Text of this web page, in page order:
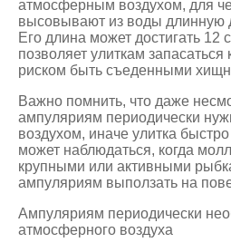
атмосферным воздухом, для
высовывают из воды длинную
Его длина может достигать 12
позволяет улиткам
риском быть съеденными
Важно помнить, что даже
ампуляриям периодически
воздухом, иначе улитка
может наблюдаться, когда
крупными или активными
ампуляриям выползать на
Ампуляриям периодически
атмосферного воздуха